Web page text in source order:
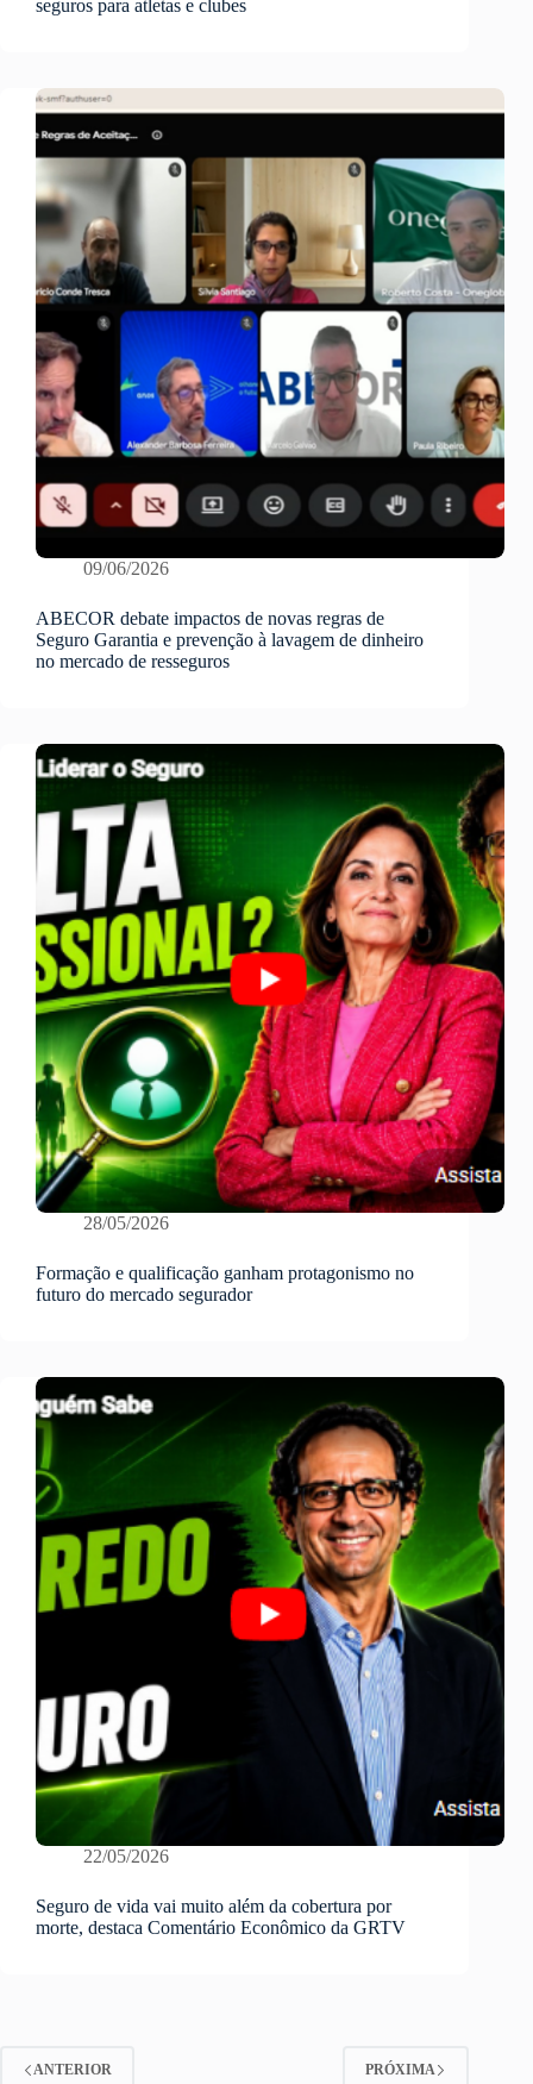
seguros para atletas e clubes
09/06/2026
ABECOR debate impactos de novas regras de
Seguro Garantia e prevenção à lavagem de dinheiro
no mercado de resseguros
28/05/2026
Formação e qualificação ganham protagonismo no
futuro do mercado segurador
22/05/2026
Seguro de vida vai muito além da cobertura por
morte, destaca Comentário Econômico da GRTV
ANTERIOR PRÓXIMA